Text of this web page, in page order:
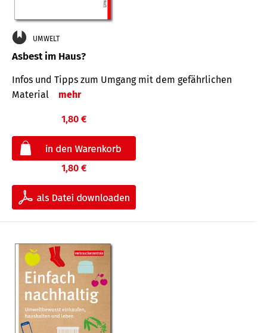
UMWELT
Asbest im Haus?
Infos und Tipps zum Um­gang mit dem ge­fähr­lichen
Mate­rial
mehr
1,80 €
1,80 €